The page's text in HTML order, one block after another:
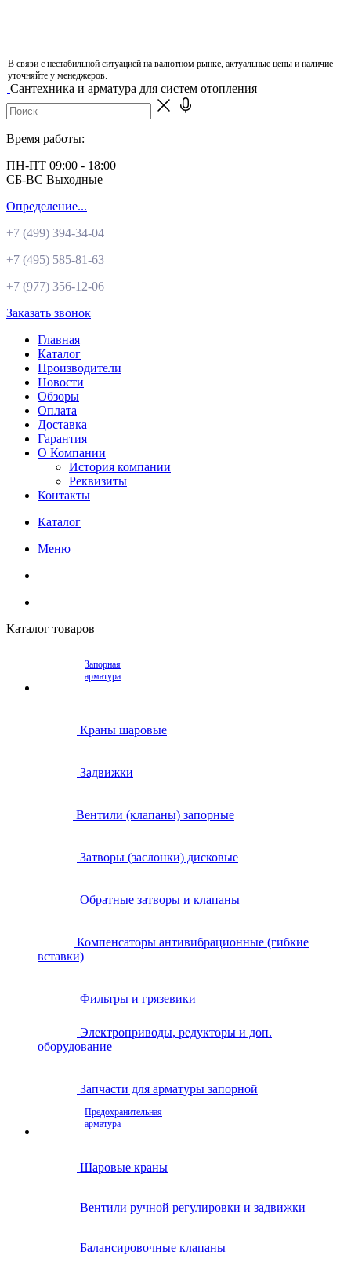
В связи с нестабильной ситуацией на валютном рынке, актуальные цены и наличие
уточняйте у менеджеров.
Сантехника и арматура для систем отопления
Время работы:
ПН-ПТ 09:00 - 18:00
СБ-ВС Выходные
Определение...
+7 (499) 394-34-04
+7 (495) 585-81-63
+7 (977) 356-12-06
Заказать звонок
Главная
Каталог
Производители
Новости
Обзоры
Оплата
Доставка
Гарантия
О Компании
История компании
Реквизиты
Контакты
Каталог
Меню
Каталог товаров
Запорная
арматура
Краны шаровые
Задвижки
Вентили (клапаны) запорные
Затворы (заслонки) дисковые
Обратные затворы и клапаны
Компенсаторы антивибрационные (гибкие
вставки)
Фильтры и грязевики
Электроприводы, редукторы и доп.
оборудование
Запчасти для арматуры запорной
Предохранительная
арматура
Шаровые краны
Вентили ручной регулировки и задвижки
Балансировочные клапаны